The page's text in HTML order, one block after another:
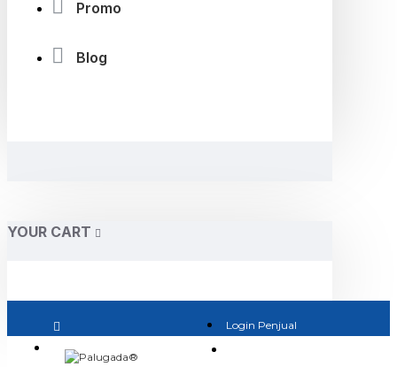
Promo
Blog
YOUR CART
Login Penjual